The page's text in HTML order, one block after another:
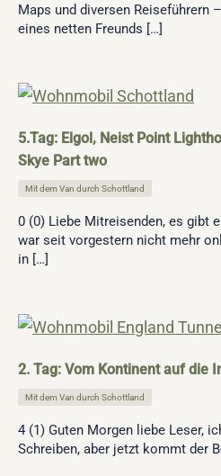
Maps und diversen Reiseführern
eines netten Freunds […]
5.Tag: Elgol, Neist Point
Skye Part two
Mit dem Van durch Schottland
0 (0) Liebe Mitreisenden, es gibt
war seit vorgestern nicht mehr
in […]
2. Tag: Vom Kontinent auf die
Mit dem Van durch Schottland
4 (1) Guten Morgen liebe Leser,
Schreiben, aber jetzt kommt der